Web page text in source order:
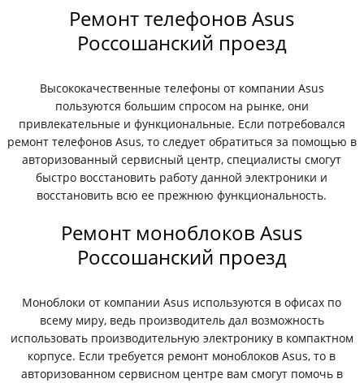
Ремонт телефонов Asus
Россошанский проезд
Высококачественные телефоны от компании Asus
пользуются большим спросом на рынке, они
привлекательные и функциональные. Если потребовался
ремонт телефонов Asus, то следует обратиться за помощью в
авторизованный сервисный центр, специалисты смогут
быстро восстановить работу данной электроники и
восстановить всю ее прежнюю функциональность.
Ремонт моноблоков Asus
Россошанский проезд
Моноблоки от компании Asus используются в офисах по
всему миру, ведь производитель дал возможность
использовать производительную электронику в компактном
корпусе. Если требуется ремонт моноблоков Asus, то в
авторизованном сервисном центре вам смогут помочь в